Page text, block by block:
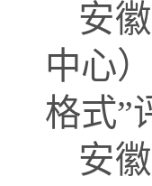
安
中心
格式”
安